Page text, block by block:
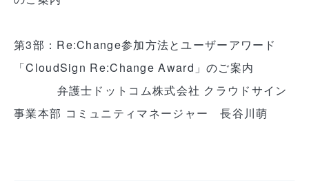
第3部：Re:Change参加方法とユーザーアワード
「CloudSign Re:Change Award」のご案内
弁護士ドットコム株式会社 クラウドサイン
事業本部 コミュニティマネージャー 長谷川萌